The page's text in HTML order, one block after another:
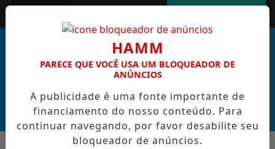
DE CABO VERDE VENCE ELEIÇÃO DO GOL MAIS BONITO
HAMM
PARECE QUE VOCÊ USA UM BLOQUEADOR DE
ANÚNCIOS
A publicidade é uma fonte importante de
financiamento do nosso conteúdo. Para
continuar navegando, por favor desabilite seu
bloqueador de anúncios.